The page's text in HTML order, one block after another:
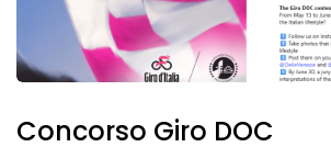
Concorso Giro DOC